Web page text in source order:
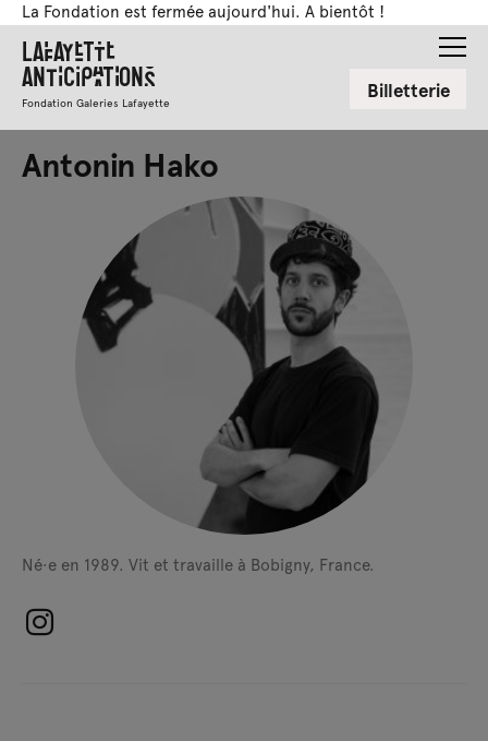
La Fondation est fermée aujourd'hui. A bientôt !
Lafayette
Anticipations
Fondation Galeries Lafayette Billetterie
Antonin Hako
Né·e en 1989. Vit et travaille à Bobigny, France.